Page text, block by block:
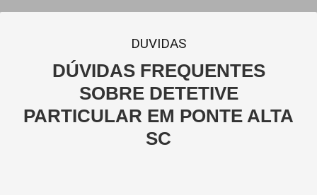
DUVIDAS
DÚVIDAS FREQUENTES
SOBRE DETETIVE
PARTICULAR EM PONTE ALTA
SC